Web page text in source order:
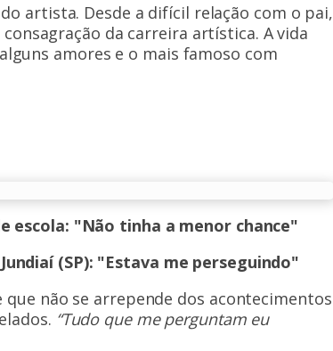
artista. Desde a difícil relação com o pai,
da carreira artística. A vida
amores e o mais famoso com
escola: "Não tinha a menor chance"
(SP): "Estava me perseguindo"
não se arrepende dos acontecimentos
“Tudo que me perguntam eu